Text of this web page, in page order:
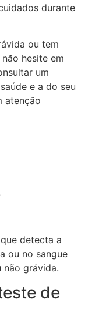
durante
ou tem
hesite em
um
e a do seu
atenção
detecta a
ou no sangue
não grávida.
de